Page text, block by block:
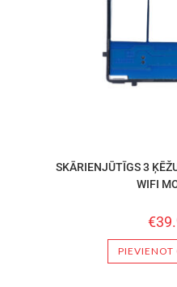
SKĀRIENJŪTĪGS 3
WIFI
€
PIEVIENOT